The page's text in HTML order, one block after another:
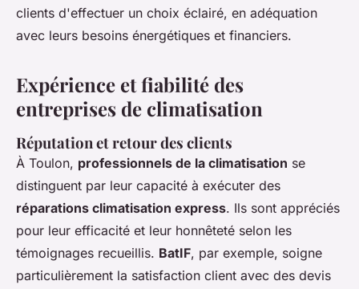
clients d'effectuer un choix éclairé, en adéquation
avec leurs besoins énergétiques et financiers.
Expérience et fiabilité des
entreprises de climatisation
Réputation et retour des clients
À Toulon, professionnels de la climatisation se
distinguent par leur capacité à exécuter des
réparations climatisation express. Ils sont appréciés
pour leur efficacité et leur honnêteté selon les
témoignages recueillis. BatIF, par exemple, soigne
particulièrement la satisfaction client avec des devis